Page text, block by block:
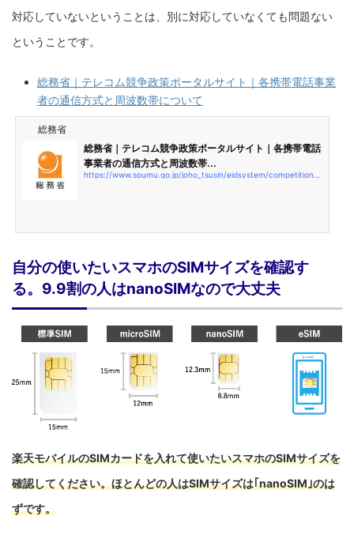
対応していないということは、別に対応していなくても問題ない
ということです。
総務省｜テレコム競争政策ポータルサイト｜各携帯電話事業
者の通信方式と周波数帯について
総務省
総務省｜テレコム競争政策ポータルサイト｜各携帯電話
事業者の通信方式と周波数帯...
自分の使いたいスマホのSIMサイズを確認す
る。9.9割の人はnanoSIMなので大丈夫
楽天モバイルのSIMカードを入れて使いたいスマホのSIMサイズを
確認してください。ほとんどの人はSIMサイズは｢nanoSIM｣のは
ずです。